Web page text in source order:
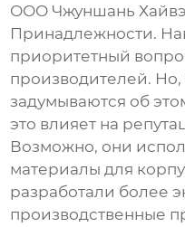
ООО Чжуншань
Принадлежности.
приоритетный
производителей.
задумываются об
это влияет на
Возможно, они
материалы для
разработали более
производственные